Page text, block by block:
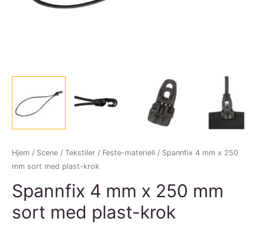
Hjem / Scene / Tekstiler / Feste-materiell / Spannfix 4 mm x 250
mm sort med plast-krok
Spannfix 4 mm x 250 mm
sort med plast-krok